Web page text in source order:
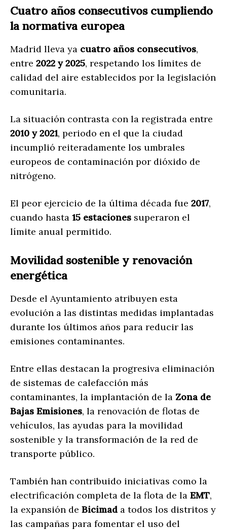
Cuatro años consecutivos cumpliendo
la normativa europea
Madrid lleva ya cuatro años consecutivos,
entre 2022 y 2025, respetando los límites de
calidad del aire establecidos por la legislación
comunitaria.
La situación contrasta con la registrada entre
2010 y 2021, periodo en el que la ciudad
incumplió reiteradamente los umbrales
europeos de contaminación por dióxido de
nitrógeno.
El peor ejercicio de la última década fue 2017,
cuando hasta 15 estaciones superaron el
límite anual permitido.
Movilidad sostenible y renovación
energética
Desde el Ayuntamiento atribuyen esta
evolución a las distintas medidas implantadas
durante los últimos años para reducir las
emisiones contaminantes.
Entre ellas destacan la progresiva eliminación
de sistemas de calefacción más
contaminantes, la implantación de la Zona de
Bajas Emisiones, la renovación de flotas de
vehículos, las ayudas para la movilidad
sostenible y la transformación de la red de
transporte público.
También han contribuido iniciativas como la
electrificación completa de la flota de la EMT,
la expansión de Bicimad a todos los distritos y
las campañas para fomentar el uso del